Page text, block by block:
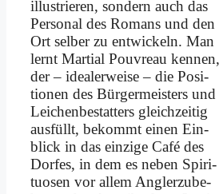
il­lu­strie­ren, son­dern auch das
Per­so­nal des Ro­mans und den
Ort sel­ber zu ent­wickeln. Man
lernt Mar­ti­al Pou­vreau ken­nen,
der – idea­ler­wei­se – die Po­si­
tio­nen des Bür­ger­mei­sters und
Lei­chen­be­stat­ters gleich­zei­tig
aus­füllt, be­kommt ei­nen Ein­
blick in das ein­zi­ge Ca­fé des
Dor­fes, in dem es ne­ben Spi­ri­
tuo­sen vor al­lem Ang­ler­zu­be­